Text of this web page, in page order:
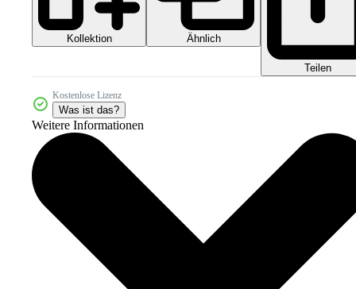
Kollektion Ähnlich
Teilen
Kostenlose Lizenz
Was ist das?
Weitere Informationen